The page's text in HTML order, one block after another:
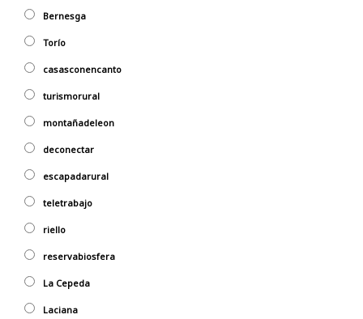
Bernesga
Torío
casasconencanto
turismorural
montañadeleon
deconectar
escapadarural
teletrabajo
riello
reservabiosfera
La Cepeda
Laciana